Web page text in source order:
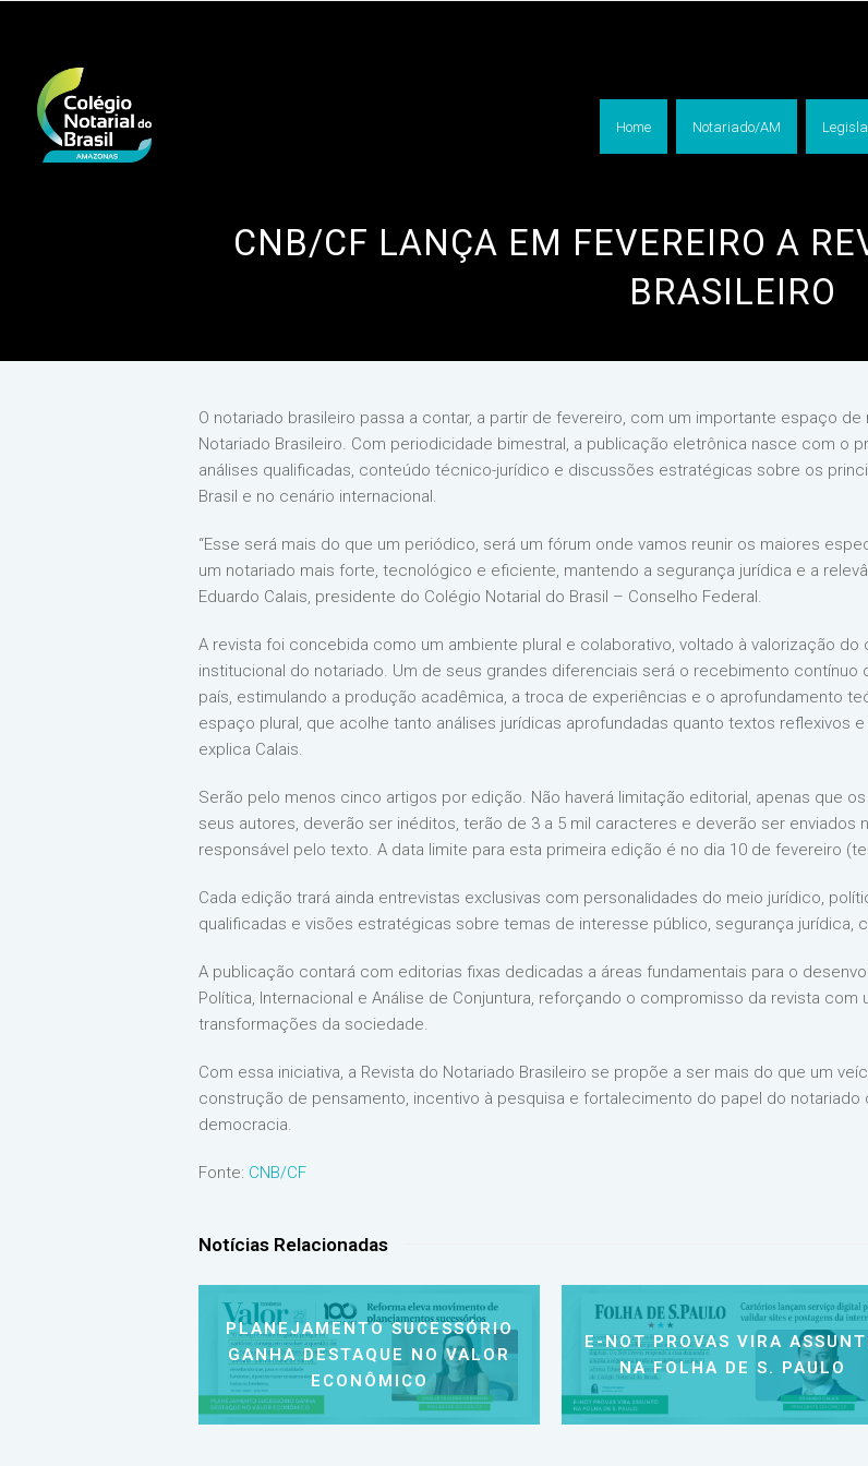
Home Notariado/AM
CNB/CF LANÇA EM FEVEREIRO A
BRASILEIRO
O notariado brasileiro passa a contar, a partir de fevereiro, com um importante espaço
Notariado Brasileiro. Com periodicidade bimestral, a publicação eletrônica nasce com o
análises qualificadas, conteúdo técnico-jurídico e discussões estratégicas sobre os
Brasil e no cenário internacional.
“Esse será mais do que um periódico, será um fórum onde vamos reunir os maiores
um notariado mais forte, tecnológico e eficiente, mantendo a segurança jurídica e a
Eduardo Calais, presidente do Colégio Notarial do Brasil – Conselho Federal.
A revista foi concebida como um ambiente plural e colaborativo, voltado à valorização
institucional do notariado. Um de seus grandes diferenciais será o recebimento
país, estimulando a produção acadêmica, a troca de experiências e o aprofundamento
espaço plural, que acolhe tanto análises jurídicas aprofundadas quanto textos reflexivos
explica Calais.
Serão pelo menos cinco artigos por edição. Não haverá limitação editorial, apenas que
seus autores, deverão ser inéditos, terão de 3 a 5 mil caracteres e deverão ser enviados
responsável pelo texto. A data limite para esta primeira edição é no dia 10 de fevereiro
Cada edição trará ainda entrevistas exclusivas com personalidades do meio jurídico,
qualificadas e visões estratégicas sobre temas de interesse público, segurança jurídica,
A publicação contará com editorias fixas dedicadas a áreas fundamentais para o
Política, Internacional e Análise de Conjuntura, reforçando o compromisso da revista
transformações da sociedade.
Com essa iniciativa, a Revista do Notariado Brasileiro se propõe a ser mais do que um
construção de pensamento, incentivo à pesquisa e fortalecimento do papel do
democracia.
Fonte: CNB/CF
Notícias Relacionadas
PLANEJAMENTO SUCESSÓRIO
GANHA DESTAQUE NO VALOR
ECONÔMICO
E-NOT PROVAS VIRA
NA FOLHA DE S. PAULO